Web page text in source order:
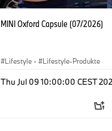
MINI Oxford Capsule (07/2026)
Lifestyle · Lifestyle-Produkte
Thu Jul 09 10:00:00 CEST